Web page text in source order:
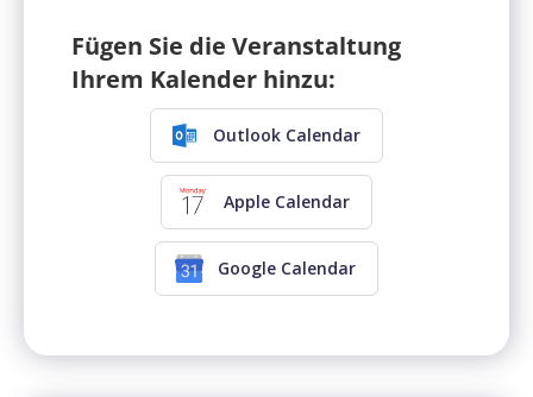
Fügen Sie die Veranstaltung
Ihrem Kalender hinzu:
Outlook Calendar
Apple Calendar
Google Calendar